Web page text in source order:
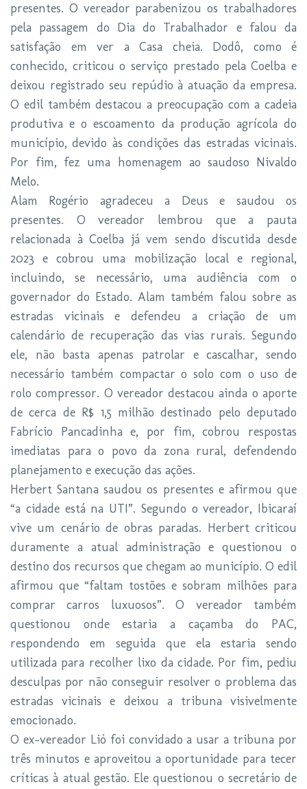
presentes. O vereador parabenizou os trabalhadores
pela passagem do Dia do Trabalhador e falou da
satisfação em ver a Casa cheia. Dodô, como é
conhecido, criticou o serviço prestado pela Coelba e
deixou registrado seu repúdio à atuação da empresa.
O edil também destacou a preocupação com a cadeia
produtiva e o escoamento da produção agrícola do
município, devido às condições das estradas vicinais.
Por fim, fez uma homenagem ao saudoso Nivaldo
Melo.
Alam Rogério agradeceu a Deus e saudou os
presentes. O vereador lembrou que a pauta
relacionada à Coelba já vem sendo discutida desde
2023 e cobrou uma mobilização local e regional,
incluindo, se necessário, uma audiência com o
governador do Estado. Alam também falou sobre as
estradas vicinais e defendeu a criação de um
calendário de recuperação das vias rurais. Segundo
ele, não basta apenas patrolar e cascalhar, sendo
necessário também compactar o solo com o uso de
rolo compressor. O vereador destacou ainda o aporte
de cerca de R$ 1,5 milhão destinado pelo deputado
Fabrício Pancadinha e, por fim, cobrou respostas
imediatas para o povo da zona rural, defendendo
planejamento e execução das ações.
Herbert Santana saudou os presentes e afirmou que
“a cidade está na UTI”. Segundo o vereador, Ibicaraí
vive um cenário de obras paradas. Herbert criticou
duramente a atual administração e questionou o
destino dos recursos que chegam ao município. O edil
afirmou que “faltam tostões e sobram milhões para
comprar carros luxuosos”. O vereador também
questionou onde estaria a caçamba do PAC,
respondendo em seguida que ela estaria sendo
utilizada para recolher lixo da cidade. Por fim, pediu
desculpas por não conseguir resolver o problema das
estradas vicinais e deixou a tribuna visivelmente
emocionado.
O ex-vereador Lió foi convidado a usar a tribuna por
três minutos e aproveitou a oportunidade para tecer
críticas à atual gestão. Ele questionou o secretário de